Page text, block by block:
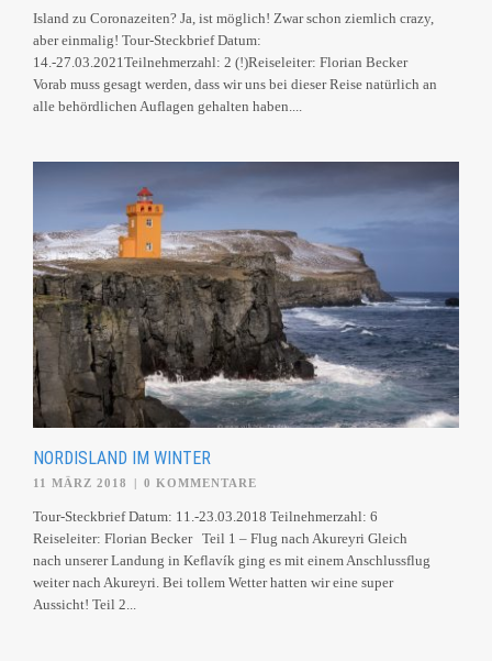
Island zu Coronazeiten? Ja, ist möglich! Zwar schon ziemlich crazy,
aber einmalig! Tour-Steckbrief Datum:
14.-27.03.2021Teilnehmerzahl: 2 (!)Reiseleiter: Florian Becker
Vorab muss gesagt werden, dass wir uns bei dieser Reise natürlich an
alle behördlichen Auflagen gehalten haben....
NORDISLAND IM WINTER
11 MÄRZ 2018 0 KOMMENTARE
Tour-Steckbrief Datum: 11.-23.03.2018 Teilnehmerzahl: 6
Reiseleiter: Florian Becker Teil 1 – Flug nach Akureyri Gleich
nach unserer Landung in Keflavík ging es mit einem Anschlussflug
weiter nach Akureyri. Bei tollem Wetter hatten wir eine super
Aussicht! Teil 2...